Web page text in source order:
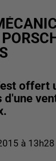
offert
à 13h28